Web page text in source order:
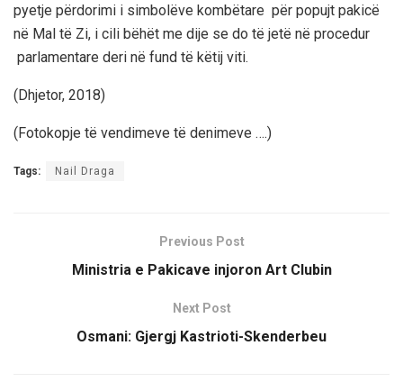
pyetje përdorimi i simbolëve kombëtare për popujt pakicë
në Mal të Zi, i cili bëhët me dije se do të jetë në procedur
parlamentare deri në fund të këtij viti.
(Dhjetor, 2018)
(Fotokopje të vendimeve të denimeve ….)
Tags: Nail Draga
Previous Post
Ministria e Pakicave injoron Art Clubin
Next Post
Osmani: Gjergj Kastrioti-Skenderbeu